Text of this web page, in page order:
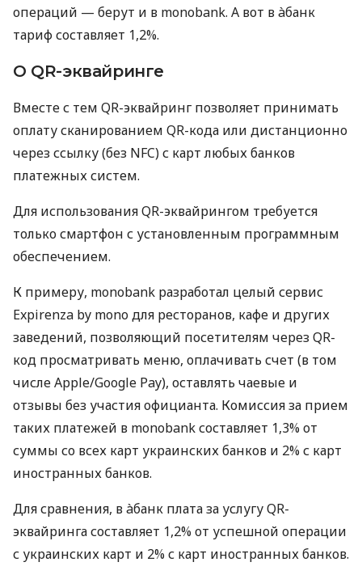
операций — берут и в monobank. А вот в àбанк
тариф составляет 1,2%.
О QR-эквайринге
Вместе с тем QR-эквайринг позволяет принимать
оплату сканированием QR-кода или дистанционно
через ссылку (без NFC) с карт любых банков
платежных систем.
Для использования QR-эквайрингом требуется
только смартфон с установленным программным
обеспечением.
К примеру, monobank разработал целый сервис
Expirenza by mono для ресторанов, кафе и других
заведений, позволяющий посетителям через QR-
код просматривать меню, оплачивать счет (в том
числе Apple/Google Pay), оставлять чаевые и
отзывы без участия официанта. Комиссия за прием
таких платежей в monobank составляет 1,3% от
суммы со всех карт украинских банков и 2% с карт
иностранных банков.
Для сравнения, в àбанк плата за услугу QR-
эквайринга составляет 1,2% от успешной операции
с украинских карт и 2% с карт иностранных банков.